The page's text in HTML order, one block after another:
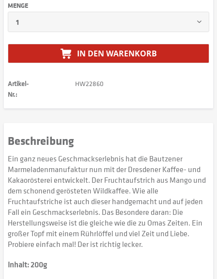
MENGE
IN DEN WARENKORB
Artikel-
Nr.:
HW22860
Beschreibung
Ein ganz neues Geschmackserlebnis hat die Bautzener
Marmeladenmanufaktur nun mit der Dresdener Kaffee- und
Kakaorösterei entwickelt. Der Fruchtaufstrich aus Mango und
dem schonend gerösteten Wildkaffee. Wie alle
Fruchtaufstriche ist auch dieser handgemacht und auf jeden
Fall ein Geschmackserlebnis. Das Besondere daran: Die
Herstellungsweise ist die gleiche wie die zu Omas Zeiten. Ein
großer Topf mit einem Rührlöffel und viel Zeit und Liebe.
Probiere einfach mal! Der ist richtig lecker.
Inhalt: 200g